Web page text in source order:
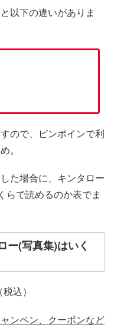
以下の違いがありま
ので、ピンポインで利
。
た場合に、キンタロー
らで読めるのか表でま
ー(写真集)はいく
込）
ンペン、クーポンなど